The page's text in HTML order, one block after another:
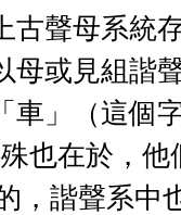
古聲母系統
母或見組諧
車」（這個
也在於，
，諧聲系中